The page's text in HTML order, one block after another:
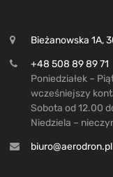
Bieżanowska 1A,
+48 508 89 89 71
Poniedziałek –
wcześniejszy
Sobota od 12.00
Niedziela –
biuro@aerodron.pl